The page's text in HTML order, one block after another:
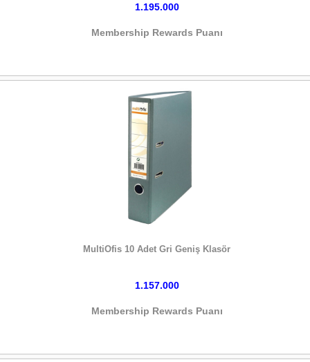
1.195.000
Membership Rewards Puanı
MultiOfis 10 Adet Gri Geniş Klasör
1.157.000
Membership Rewards Puanı